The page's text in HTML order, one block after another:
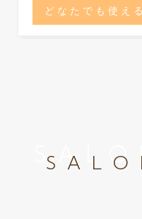
どなたでも使え